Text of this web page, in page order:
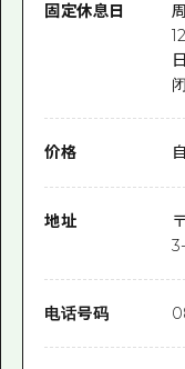
固定休息日
价格
地址
电话号码